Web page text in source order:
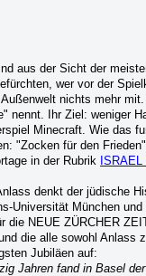
aus der Sicht der
wer vor der
nichts mehr
nennt. Ihr Ziel: weniger
Minecraft. Wie das
"Zocken für den
in der Rubrik
denkt der jüdische
Universität München
die NEUE ZÜRCHER
die alle sowohl
Jubiläen auf:
Jahren fand in Basel